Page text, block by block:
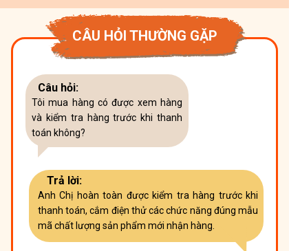
CÂU HỎI THƯỜNG GẶP
Câu hỏi:
Tôi mua hàng có được xem hàng
và kiểm tra hàng trước khi thanh
toán không?
Trả lời:
Anh Chị hoàn toàn được kiểm tra hàng trước khi
thanh toán, cắm điện thử các chức năng đúng mẫu
mã chất lượng sản phẩm mới nhận hàng.